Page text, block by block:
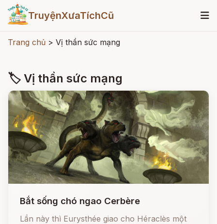
TruyệnXưaTíchCũ
Trang chủ > Vị thần sức mạng
🏷 Vị thần sức mạng
Bắt sống chó ngao Cerbère
Lần này thì Eurysthée giao cho Héraclès một